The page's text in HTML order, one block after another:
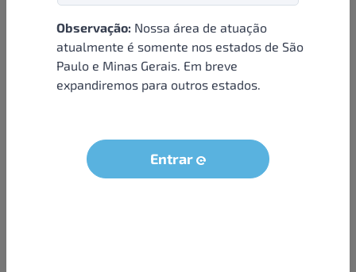
Observação: Nossa área de atuação
atualmente é somente nos estados de São
Paulo e Minas Gerais. Em breve
expandiremos para outros estados.
Entrar
Institucional
Sobre nós
Condições e termos
Seja um parceiro
LGPD - Solicitação dos dados do titular